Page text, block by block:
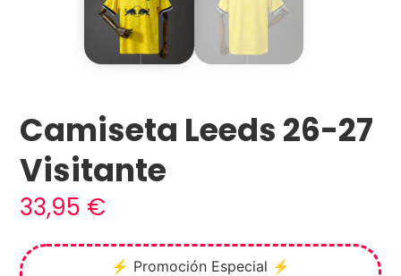
Camiseta Leeds 26-27
Visitante
33,95 €
⚡ Promoción Especial ⚡